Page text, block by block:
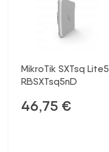
MikroTik SXTsq Lite5
RBSXTsq5nD
46,75 €